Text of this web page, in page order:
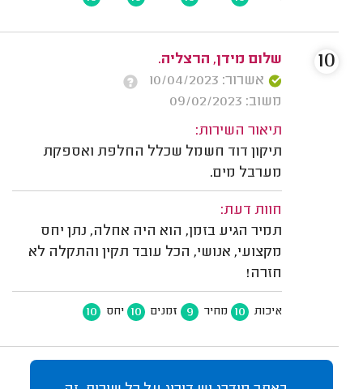
שלום מידן, הרצליה.
אשרור: 10/04/2023
משוב: 09/02/2023
תיאור השירות:
תיקון דוד חשמל שכלל החלפת ואספקת
מערבל מים.
חוות דעת:
תמיר הגיע בזמן, הוא היה אחלה, נתן יחס
מקצועי, אנושי, הכל עובד תקין והתקלה לא
חזרה!
איכות 10 מחיר 9 זמנים 10 יחס 10
10